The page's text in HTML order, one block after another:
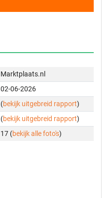
Marktplaats.nl
02-06-2026
(bekijk uitgebreid rapport)
(bekijk uitgebreid rapport)
17 (bekijk alle foto's)